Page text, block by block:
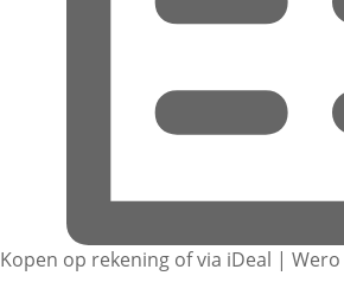
Kopen op rekening of via iDeal | Wero